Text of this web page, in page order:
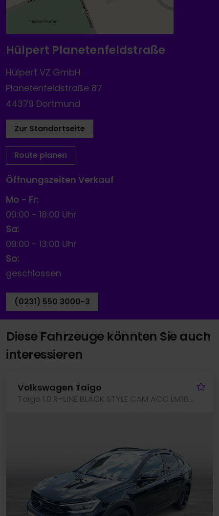
Hülpert Planetenfeldstraße
Hülpert VZ GmbH
Planetenfeldstraße 87
44379 Dortmund
Zur Standortseite
Route planen
Öffnungszeiten Verkauf
Mo - Fr:
09:00 - 18:00 Uhr
Sa:
09:00 - 13:00 Uhr
So:
geschlossen
(0231) 550 3000-3
Diese Fahrzeuge könnten Sie auch
interessieren
Volkswagen Taigo
Taigo 1.0 R-LINE BLACK STYLE CAM ACC LM18 NAVI